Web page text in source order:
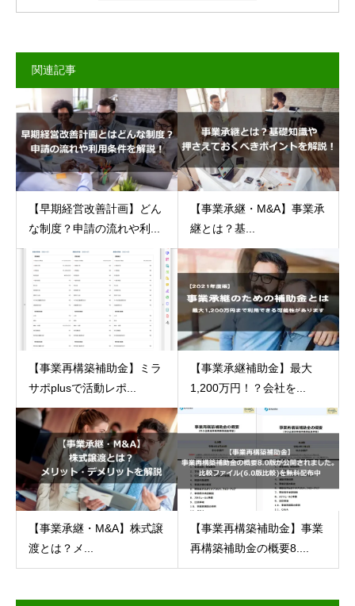
関連記事
【早期経営改善計画】どん
な制度？申請の流れや利...
【事業承継・M&A】事業承
継とは？基...
【事業再構築補助金】ミラ
サポplusで活動レポ...
【事業承継補助金】最大
1,200万円！？会社を...
【事業承継・M&A】株式譲
渡とは？メ...
【事業再構築補助金】事業
再構築補助金の概要8....